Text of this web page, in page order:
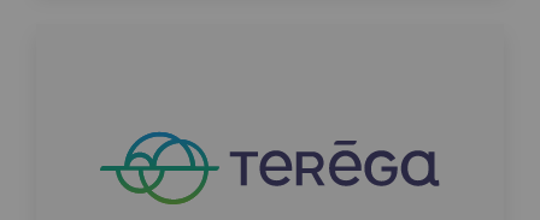
PARI 2035, le programme de sécurité
Sécurité et cybersécurité